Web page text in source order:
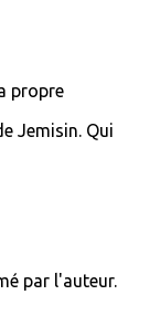
propre
Jemisin. Qui
par l'auteur.